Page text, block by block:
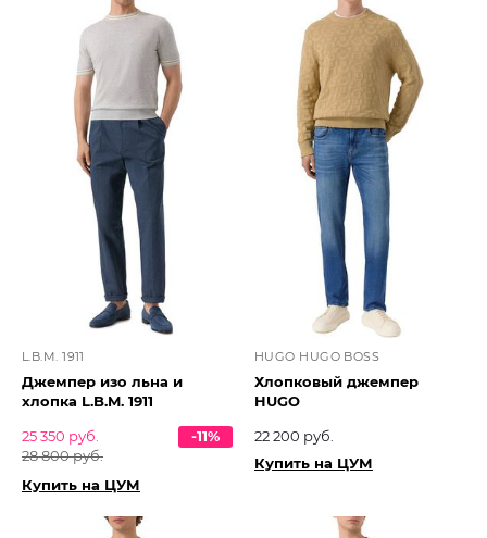
L.B.M. 1911
Джемпер изо льна и
хлопка L.B.M. 1911
25 350 руб.
28 800 руб.
-11%
Купить на ЦУМ
HUGO HUGO BOSS
Хлопковый джемпер
HUGO
22 200 руб.
Купить на ЦУМ